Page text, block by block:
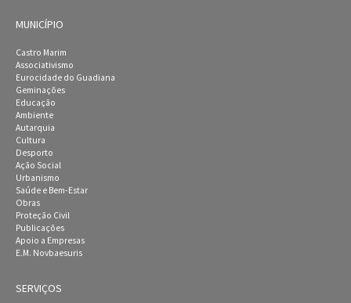
MUNICÍPIO
Castro Marim
Associativismo
Eurocidade do Guadiana
Geminações
Educação
Ambiente
Autarquia
Cultura
Desporto
Ação Social
Urbanismo
Saúde e Bem-Estar
Obras
Proteção Civil
Publicações
Apoio a Empresas
E.M. Novbaesuris
SERVIÇOS